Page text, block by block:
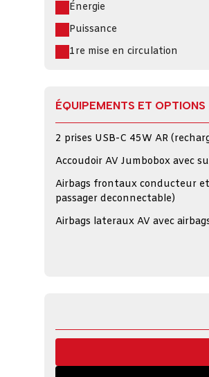
Énergie
Puissance
1re mise en circulation
ÉQUIPEMENTS ET OPTIONS
2 prises USB-C 45W AR
Accoudoir AV Jumbobox avec
Airbags frontaux conducteur
passager deconnectable)
Airbags lateraux AV avec